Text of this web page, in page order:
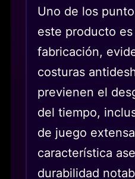
Uno de los
este producto
fabricación,
costuras
previenen el
del tiempo,
de juego
característica
durabilidad